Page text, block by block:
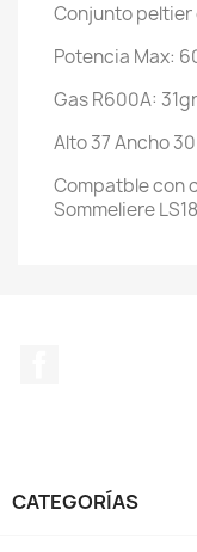
Conjunto
Potencia Max:
Gas R600A: 31gr
Alto 37 Ancho
Compatble con
Sommeliere
CATEGORÍAS